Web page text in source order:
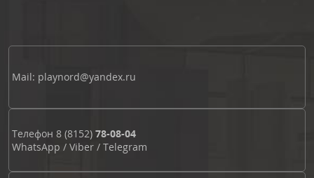
Mail: playnord@yandex.ru
Телефон 8 (8152) 78-08-04
WhatsApp / Viber / Telegram